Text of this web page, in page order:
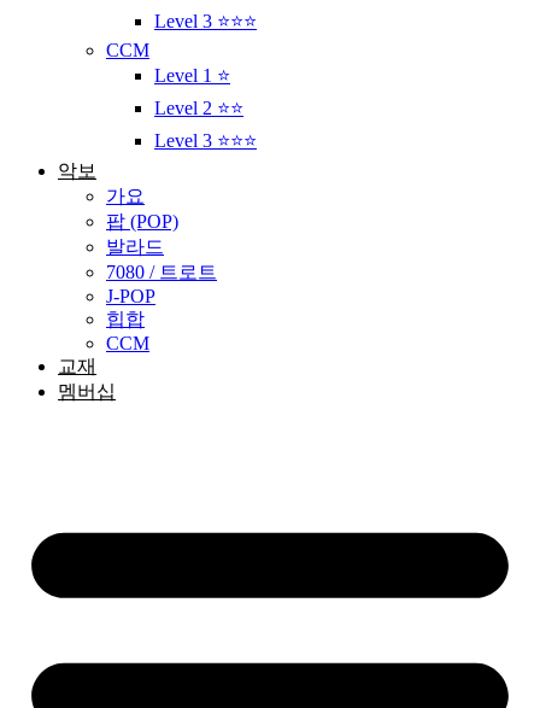
Level 3 ⭐⭐⭐
CCM
Level 1 ⭐
Level 2 ⭐⭐
Level 3 ⭐⭐⭐
악보
가요
팝 (POP)
발라드
7080 / 트로트
J-POP
힙합
CCM
교재
멤버십